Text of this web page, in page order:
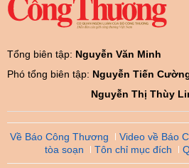
Tổng biên tập: Nguyễn Văn Minh
Phó tổng biên tập: Nguyễn Tiến
Nguyễn Thị Thùy
Về Báo Công Thương Video về Báo
tòa soạn
Tôn chỉ mục đích